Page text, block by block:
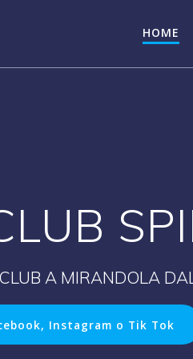
HOME
A MIRANDOLA
Instagram o Tik Tok